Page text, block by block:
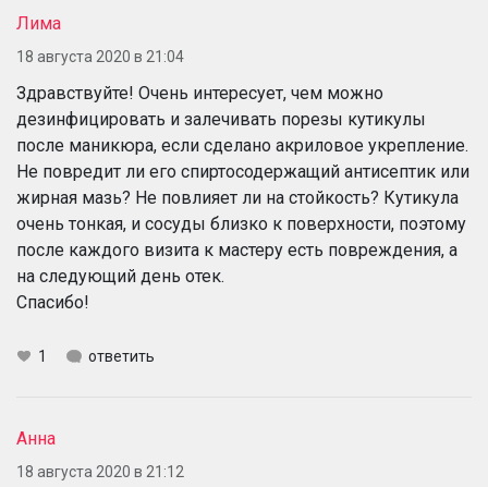
Лима
18 августа 2020 в 21:04
Здравствуйте! Очень интересует, чем можно
дезинфицировать и залечивать порезы кутикулы
после маникюра, если сделано акриловое укрепление.
Не повредит ли его спиртосодержащий антисептик или
жирная мазь? Не повлияет ли на стойкость? Кутикула
очень тонкая, и сосуды близко к поверхности, поэтому
после каждого визита к мастеру есть повреждения, а
на следующий день отек.
Спасибо!
1 ответить
Анна
18 августа 2020 в 21:12